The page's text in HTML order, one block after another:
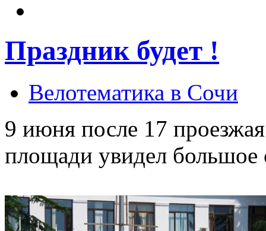
Праздник будет !
Велотематика в Сочи
9 июня после 17
площади увидел большое